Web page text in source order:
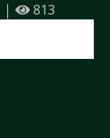
813